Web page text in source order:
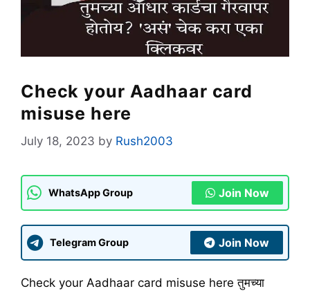
Check your Aadhaar card
misuse here
July 18, 2023 by Rush2003
WhatsApp Group Join Now
Telegram Group Join Now
Check your Aadhaar card misuse here तुमच्या